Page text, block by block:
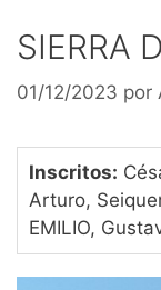
SIERRA
01/12/2023 por
Inscritos:
Arturo,
EMILIO,